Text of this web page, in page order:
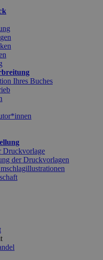
Ihres Buches
Druckvorlage
der Druckvorlagen